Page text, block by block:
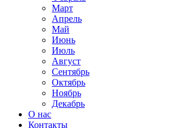
Март
Апрель
Май
Июнь
Июль
Август
Сентябрь
Октябрь
Ноябрь
Декабрь
О нас
Контакты